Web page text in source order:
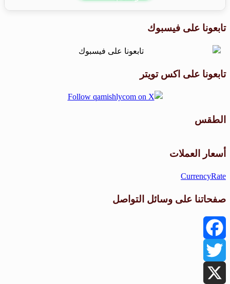
تابعونا على فيسبوك
تابعونا على اكس تويتر
الطقس
أسعار العملات
CurrencyRate
صفحاتنا على وسائل التواصل
Facebook
Twitter